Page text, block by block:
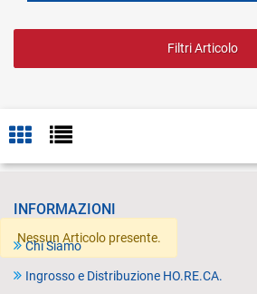
Filtri Articolo
Nessun Articolo presente.
INFORMAZIONI
Chi Siamo
Ingrosso e Distribuzione HO.RE.CA.